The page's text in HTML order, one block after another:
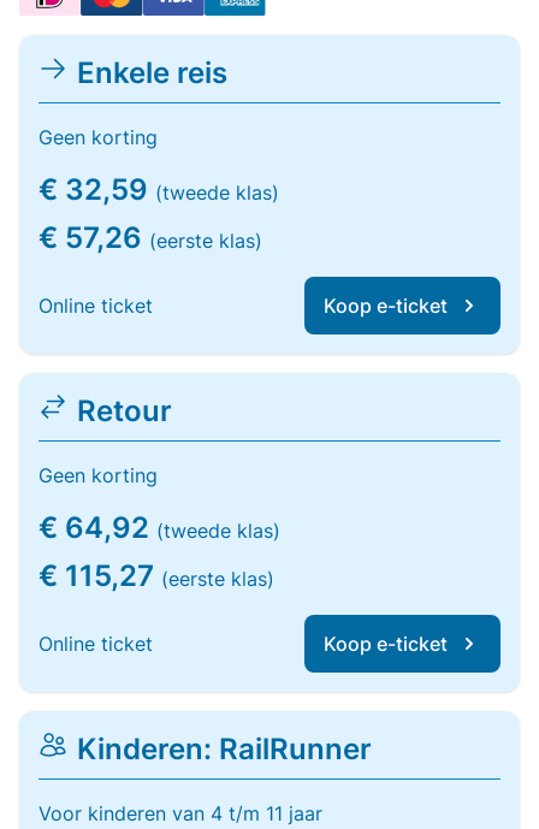
Enkele reis
Geen korting
€ 32,59 (tweede klas)
€ 57,26 (eerste klas)
Online ticket Koop e-ticket
Retour
Geen korting
€ 64,92 (tweede klas)
€ 115,27 (eerste klas)
Online ticket Koop e-ticket
Kinderen: RailRunner
Voor kinderen van 4 t/m 11 jaar